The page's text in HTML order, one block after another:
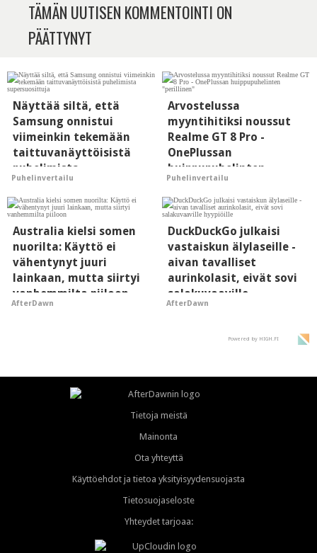
TÄMÄN UUTISEN KOMMENTOINTI ON
PÄÄTTYNYT
Näyttää siltä, että
Samsung onnistui
viimeinkin tekemään
taittuvanäyttöisistä
puhelimista
supersuosittuja
Puhelinvertailu
Arvostelussa
myyntihitiksi noussut
Realme GT 8 Pro -
OnePlussan
huippupuhelinten
"perillinen"
Puhelinvertailu
Australia kielsi somen
nuorilta: Käyttö ei
vähentynyt juuri
lainkaan, mutta siirtyi
vanhemmilta piiloon
AfterDawn
DuckDuckGo julkaisi
vastaiskun älylaseille -
aivan tavalliset
aurinkolasit, eivät sovi
salakuvaaville
hyypiöille
AfterDawn
Powered by HIGH.FI
Tietoja meistä
Mainonta
Ota yhteyttä
Käyttöehdot ja tietoa yksityisyydensuojasta
Tietosuojaseloste
Yhteydet tarjoaa: